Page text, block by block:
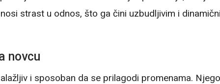
strast u odnos, što ga čini uzbudljivim i
novcu
i sposoban da se prilagodi promenama.